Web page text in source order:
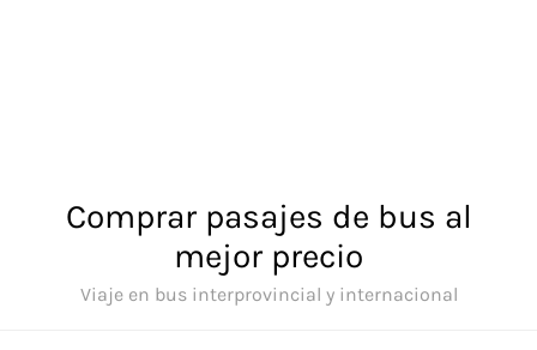
Comprar pasajes de bus al
mejor precio
Viaje en bus interprovincial y internacional